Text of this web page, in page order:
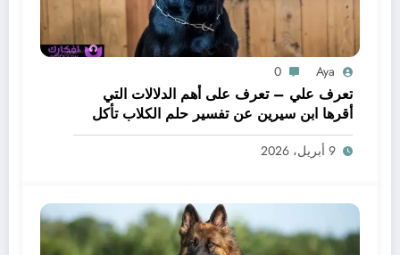
Aya
0
تعرف علي – تعرف على أهم الدلالات التي
أقرها ابن سيرين عن تفسير حلم الكلاب تأكل
لحم – بالتفصيل
9 أبريل، 2026